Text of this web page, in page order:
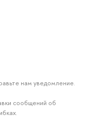
нам уведомление.
сообщений об